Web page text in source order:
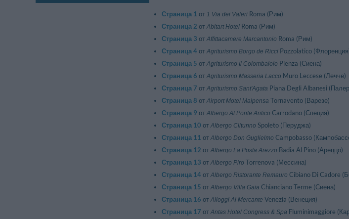
Страница 1 от 1 Via dei Valeri Roma (Рим)
Страница 2 от Abitart Hotel Roma (Рим)
Страница 3 от Affittacamere Marcantonio Roma (Рим)
Страница 4 от Agriturismo Borgo de Ricci Pozzolatico
Страница 5 от Agriturismo Il Colombaiolo Pienza (Сиена)
Страница 6 от Agriturismo Masseria Lacco Muro Leccese (Лечче)
Страница 7 от Agriturismo Sant'Agata Piana Degli Albanesi
Страница 8 от Airport Motel Malpensa Tornavento (Варезе)
Страница 9 от Albergo Al Ponte Antico Carrodano (Специя)
Страница 10 от Albergo Clitunno Spoleto (Перуджа)
Страница 11 от Albergo Don Guglielmo Campobasso
Страница 12 от Albergo La Posta Arezzo Badia Al Pino (Ареццо)
Страница 13 от Albergo Piro Torrenova (Мессина)
Страница 14 от Albergo Ristorante Remauro Cibiano Di Cadore
Страница 15 от Albergo Villa Gaia Chianciano Terme (Сиена)
Страница 16 от Alloggi Al Mercante Venezia (Вeнeция)
Страница 17 от Antas Hotel Congress & Spa Fluminimaggiore